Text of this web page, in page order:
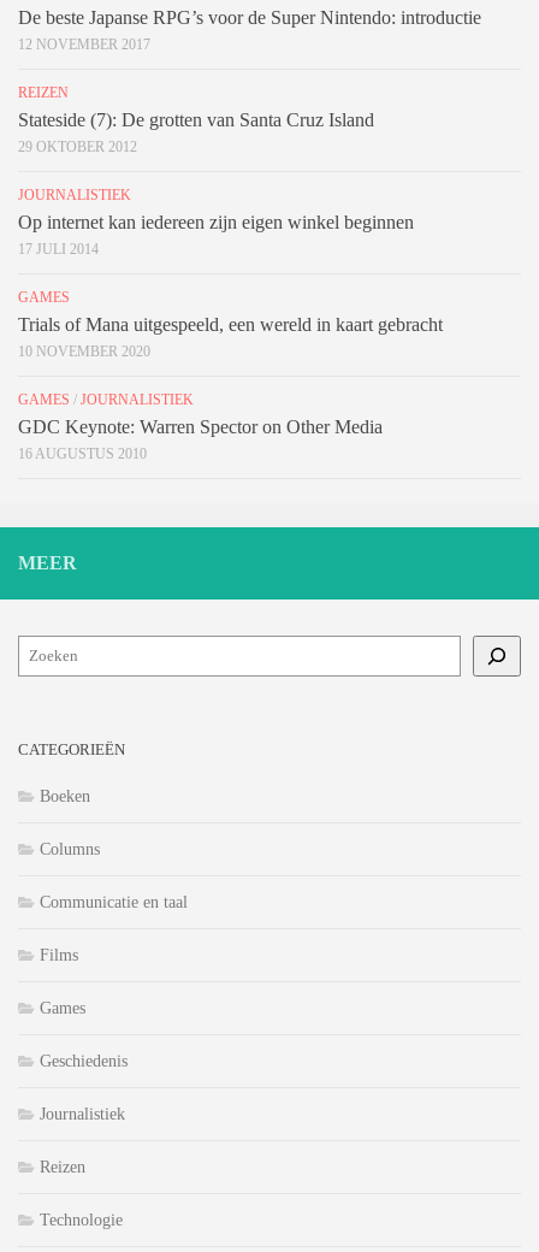
De beste Japanse RPG’s voor de Super Nintendo: introductie
12 NOVEMBER 2017
REIZEN
Stateside (7): De grotten van Santa Cruz Island
29 OKTOBER 2012
JOURNALISTIEK
Op internet kan iedereen zijn eigen winkel beginnen
17 JULI 2014
GAMES
Trials of Mana uitgespeeld, een wereld in kaart gebracht
10 NOVEMBER 2020
GAMES / JOURNALISTIEK
GDC Keynote: Warren Spector on Other Media
16 AUGUSTUS 2010
MEER
Zoeken
CATEGORIEËN
Boeken
Columns
Communicatie en taal
Films
Games
Geschiedenis
Journalistiek
Reizen
Technologie